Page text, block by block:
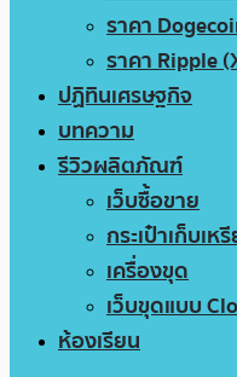
ราคา
ราคา Ripple
ปฏิทินเศรษฐกิจ
บทความ
รีวิวผลิตภัณฑ์
เว็บซื้อขาย
กระเป๋าเก็บเห
เครื่องขุด
เว็บขุดแบบ
ห้องเรียน